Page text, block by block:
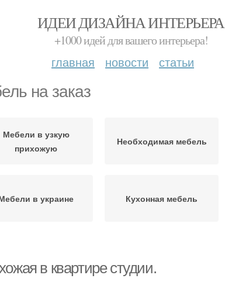
ИДЕИ ДИЗАЙНА ИНТЕРЬЕРА
+1000 идей для вашего интерьера!
главная новости статьи
на заказ
Мебели в узкую
прихожую
Необходимая мебель
в украине Кухонная мебель
в квартире студии.